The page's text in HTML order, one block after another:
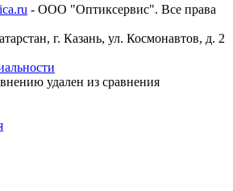
- ООО "Оптиксервис". Все права
г. Казань, ул. Космонавтов, д. 2
удален из сравнения